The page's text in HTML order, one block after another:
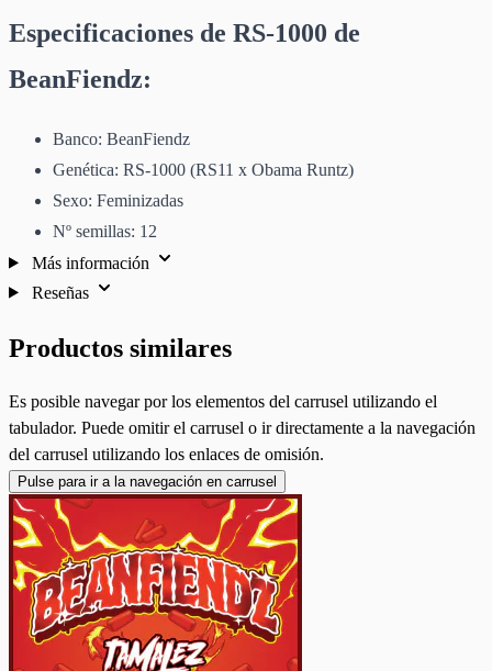
Especificaciones de RS-1000 de
BeanFiendz:
Banco: BeanFiendz
Genética: RS-1000 (RS11 x Obama Runtz)
Sexo: Feminizadas
Nº semillas: 12
Más información
Reseñas
Productos similares
Es posible navegar por los elementos del carrusel utilizando el
tabulador. Puede omitir el carrusel o ir directamente a la navegación
del carrusel utilizando los enlaces de omisión.
Pulse para ir a la navegación en carrusel